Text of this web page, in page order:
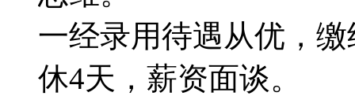
一经录用待遇从优，
休4天，薪资面谈。